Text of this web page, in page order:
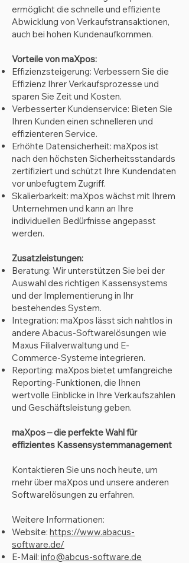
ermöglicht die schnelle und effiziente
Abwicklung von Verkaufstransaktionen,
auch bei hohen Kundenaufkommen.
Vorteile von maXpos:
Effizienzsteigerung: Verbessern Sie die
Effizienz Ihrer Verkaufsprozesse und
sparen Sie Zeit und Kosten.
Verbesserter Kundenservice: Bieten Sie
Ihren Kunden einen schnelleren und
effizienteren Service.
Erhöhte Datensicherheit: maXpos ist
nach den höchsten Sicherheitsstandards
zertifiziert und schützt Ihre Kundendaten
vor unbefugtem Zugriff.
Skalierbarkeit: maXpos wächst mit Ihrem
Unternehmen und kann an Ihre
individuellen Bedürfnisse angepasst
werden.
Zusatzleistungen:
Beratung: Wir unterstützen Sie bei der
Auswahl des richtigen Kassensystems
und der Implementierung in Ihr
bestehendes System.
Integration: maXpos lässt sich nahtlos in
andere Abacus-Softwarelösungen wie
Maxus Filialverwaltung und E-
Commerce-Systeme integrieren.
Reporting: maXpos bietet umfangreiche
Reporting-Funktionen, die Ihnen
wertvolle Einblicke in Ihre Verkaufszahlen
und Geschäftsleistung geben.
maXpos – die perfekte Wahl für
effizientes Kassensystemmanagement
Kontaktieren Sie uns noch heute, um
mehr über maXpos und unsere anderen
Softwarelösungen zu erfahren.
Weitere Informationen:
Website: https://www.abacus-
software.de/
E-Mail: info@abcus-software.de